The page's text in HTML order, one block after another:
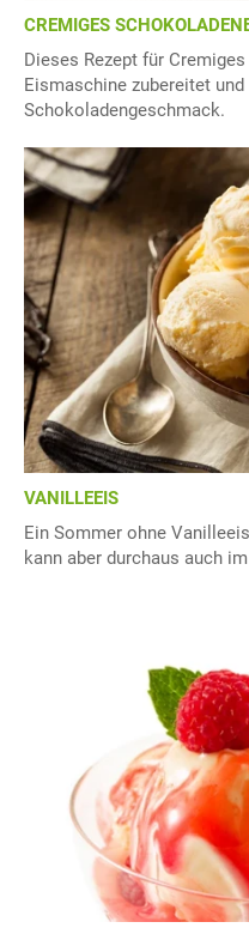
CREMIGES
Dieses Rezept für
Eismaschine zubereitet
Schokoladengeschmack.
VANILLEEIS
Ein Sommer ohne
kann aber durchaus auch